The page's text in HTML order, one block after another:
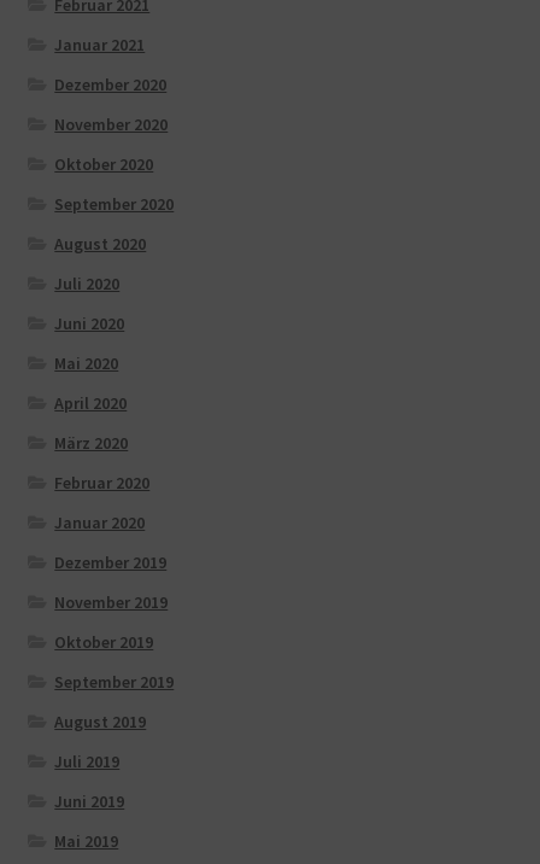
Februar 2021
Januar 2021
Dezember 2020
November 2020
Oktober 2020
September 2020
August 2020
Juli 2020
Juni 2020
Mai 2020
April 2020
März 2020
Februar 2020
Januar 2020
Dezember 2019
November 2019
Oktober 2019
September 2019
August 2019
Juli 2019
Juni 2019
Mai 2019